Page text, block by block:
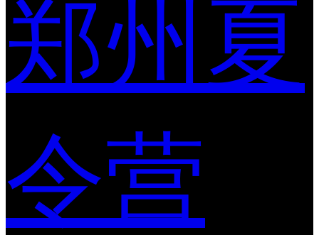
郑州夏
令营